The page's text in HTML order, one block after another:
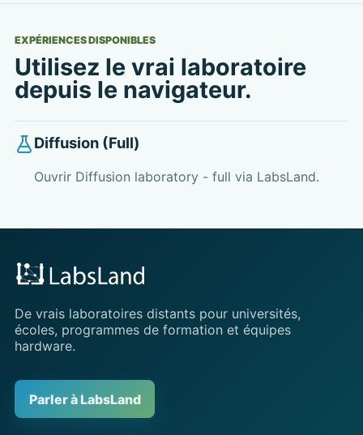
EXPÉRIENCES DISPONIBLES
Utilisez le vrai laboratoire
depuis le navigateur.
Diffusion (Full)
Ouvrir Diffusion laboratory - full via LabsLand.
De vrais laboratoires distants pour universités,
écoles, programmes de formation et équipes
hardware.
Parler à LabsLand